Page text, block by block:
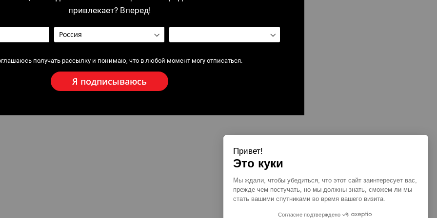
привлекает? Вперед!
получать рассылку и понимаю, что в любой момент могу отписаться.
Я подписываюсь
Привет!
Это куки
Мы ждали, чтобы убедиться, что этот сайт заинтересует вас,
прежде чем постучать, но мы должны знать, сможем ли мы
стать вашими спутниками во время вашего визита.
Согласие подтверждено